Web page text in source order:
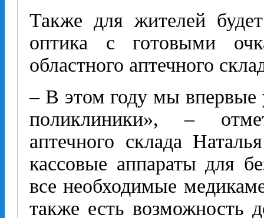
Также для жителей
оптика с готовыми
областного аптечного
– В этом году мы впервые
поликлиники», –
аптечного склада
кассовые аппараты для
все необходимые
также есть возможность